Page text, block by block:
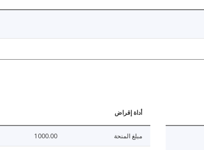
أداة إقراض
مبلغ المنحة 1000.00